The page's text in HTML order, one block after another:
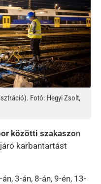
Fotó: Hegyi Zsolt,
közötti szakaszon
karbantartást
3-án, 8-án, 9-én, 13-